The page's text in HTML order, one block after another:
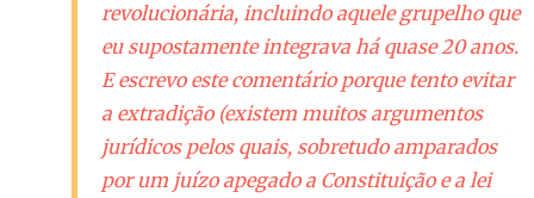
revolucionária, incluindo aquele grupelho que
eu supostamente integrava há quase 20 anos.
E escrevo este comentário porque tento evitar
a extradição (existem muitos argumentos
jurídicos pelos quais, sobretudo amparados
por um juízo apegado a Constituição e a lei